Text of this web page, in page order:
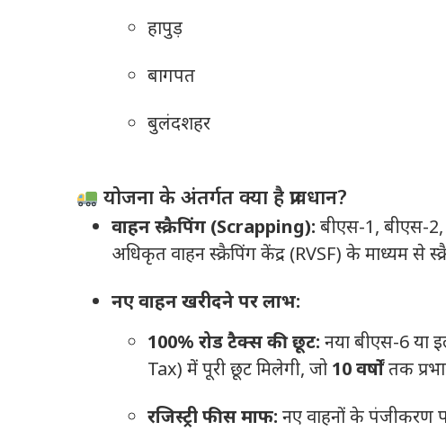
हापुड़
बागपत
बुलंदशहर
योजना के अंतर्गत क्या है प्रावधान?
वाहन स्क्रैपिंग (Scrapping): बीएस-1, बीएस-
अधिकृत वाहन स्क्रैपिंग केंद्र (RVSF) के माध्यम से
नए वाहन खरीदने पर लाभ:
100% रोड टैक्स की छूट: नया बीएस-6 या
Tax) में पूरी छूट मिलेगी, जो 10 वर्षोंतक
रजिस्ट्री फीस माफ: नए वाहनों के पंजीकरण